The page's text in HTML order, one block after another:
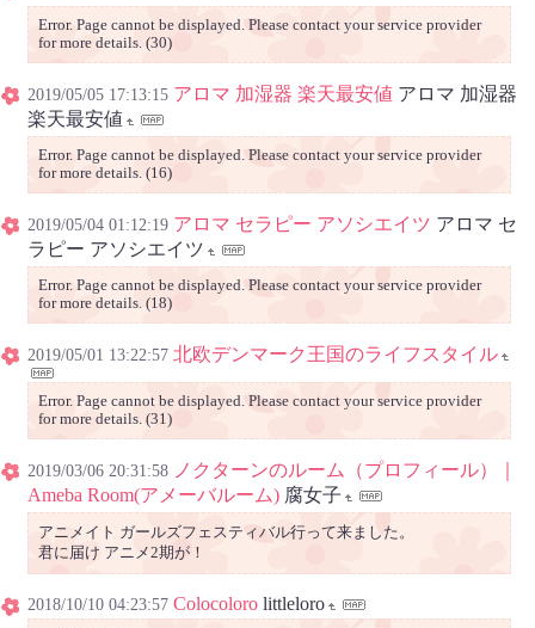
Error. Page cannot be displayed. Please contact your service provider
for more details. (30)
2019/05/05 17:13:15 アロマ 加湿器 楽天最安値 アロマ 加湿器
楽天最安値
Error. Page cannot be displayed. Please contact your service provider
for more details. (16)
2019/05/04 01:12:19 アロマ セラピー アソシエイツ アロマ セ
ラピー アソシエイツ
Error. Page cannot be displayed. Please contact your service provider
for more details. (18)
2019/05/01 13:22:57 北欧デンマーク王国のライフスタイル
Error. Page cannot be displayed. Please contact your service provider
for more details. (31)
2019/03/06 20:31:58 ノクターンのルーム（プロフィール）｜
Ameba Room(アメーバルーム) 腐女子
アニメイト ガールズフェスティバル行って来ました。
君に届け アニメ2期が！
2018/10/10 04:23:57 Colocoloro littleloro